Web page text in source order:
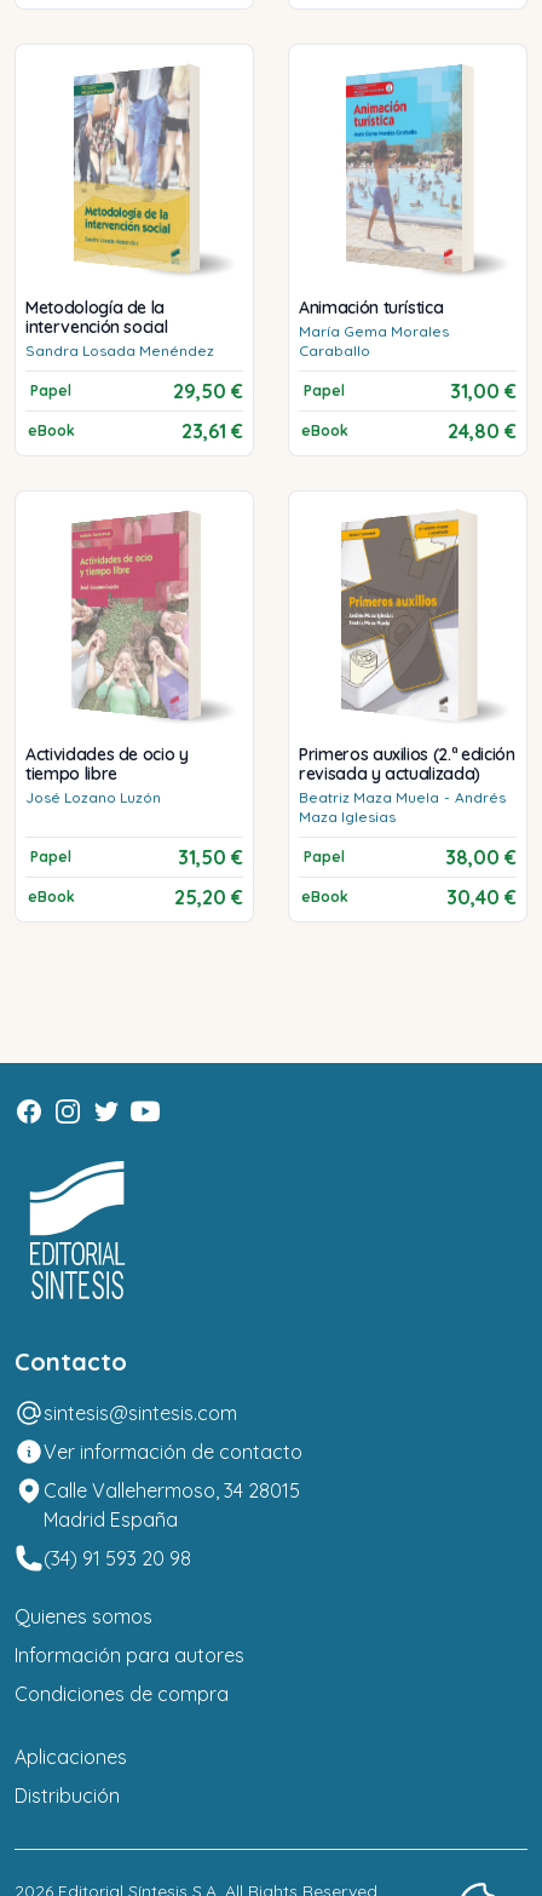
Metodología de la
intervención social
Sandra Losada Menéndez
Papel 29,50 €
eBook 23,61 €
Animación turística
María Gema Morales
Caraballo
Papel 31,00 €
eBook 24,80 €
Actividades de ocio y
tiempo libre
José Lozano Luzón
Papel 31,50 €
eBook 25,20 €
Primeros auxilios (2.ª edición
revisada y actualizada)
Beatriz Maza Muela - Andrés
Maza Iglesias
Papel 38,00 €
eBook 30,40 €
Contacto
sintesis@sintesis.com
Ver información de contacto
Calle Vallehermoso, 34 28015
Madrid España
(34) 91 593 20 98
Quienes somos
Información para autores
Condiciones de compra
Aplicaciones
Distribución
2026 Editorial Síntesis S.A . All Rights Reserved.